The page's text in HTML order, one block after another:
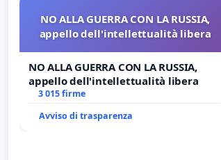
NO ALLA GUERRA CON LA RUSSIA,
appello dell'intellettualità libera
NO ALLA GUERRA CON LA RUSSIA,
appello dell'intellettualità libera
3 015 firme
Avviso di trasparenza